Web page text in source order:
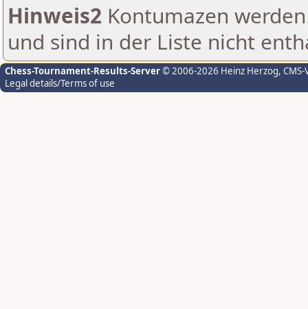
Hinweis2 Kontumazen
und sind in der Liste nicht
Chess-Tournament-Results-Server© 2006-2026 Heinz Herzog,
Legal details/Terms of use